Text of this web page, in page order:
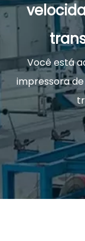
Você está
impressora